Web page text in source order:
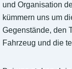
und Organisation
kümmern uns um
Gegenstände, den
Fahrzeug und die